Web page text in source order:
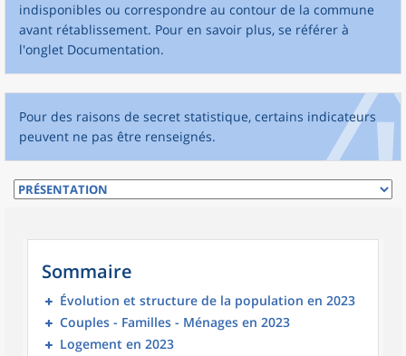
indisponibles ou correspondre au contour de la commune
avant rétablissement. Pour en savoir plus, se référer à
l'onglet Documentation.
Pour des raisons de secret statistique, certains indicateurs
peuvent ne pas être renseignés.
Sommaire
Évolution et structure de la population en 2023
Couples - Familles - Ménages en 2023
Logement en 2023